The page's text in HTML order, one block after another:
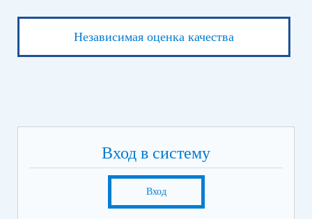
Независимая оценка качества
Вход в систему
Вход